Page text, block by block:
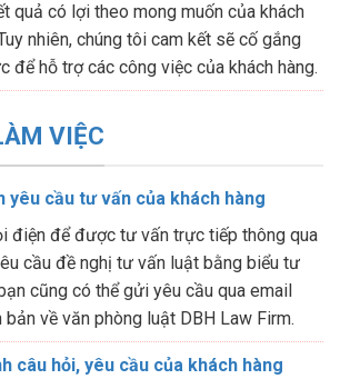
quả có lợi theo mong muốn của khách
nhiên, chúng tôi cam kết sẽ cố gắng
để hỗ trợ các công việc của khách hàng.
VIỆC
yêu cầu tư vấn của khách hàng
điện để được tư vấn trực tiếp thông qua
cầu đề nghị tư vấn luật bằng biểu tư
cũng có thể gửi yêu cầu qua email
về văn phòng luật DBH Law Firm.
câu hỏi, yêu cầu của khách hàng